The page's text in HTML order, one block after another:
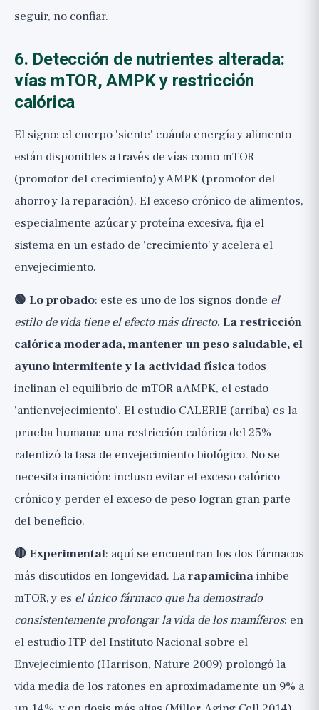
seguir, no confiar.
6. Detección de nutrientes alterada:
vías mTOR, AMPK y restricción
calórica
El signo: el cuerpo 'siente' cuánta energía y alimento
están disponibles a través de vías como mTOR
(promotor del crecimiento) y AMPK (promotor del
ahorro y la reparación). El exceso crónico de alimentos,
especialmente azúcar y proteína excesiva, fija el
sistema en un estado de 'crecimiento' y acelera el
envejecimiento.
🟢 Lo probado: este es uno de los signos donde el
estilo de vida tiene el efecto más directo. La restricción
calórica moderada, mantener un peso saludable, el
ayuno intermitente y la actividad físicatodos
inclinan el equilibrio de mTOR a AMPK, el estado
'antienvejecimiento'. El estudio CALERIE (arriba) es la
prueba humana: una restricción calórica del 25%
ralentizó la tasa de envejecimiento biológico. No se
necesita inanición: incluso evitar el exceso calórico
crónico y perder el exceso de peso logran gran parte
del beneficio.
🔴 Experimental: aquí se encuentran los dos fármacos
más discutidos en longevidad. Larapamicinainhibe
mTOR, y es el único fármaco que ha demostrado
consistentemente prolongar la vida de los mamíferos: en
el estudio ITP del Instituto Nacional sobre el
Envejecimiento (Harrison, Nature 2009) prolongó la
vida media de los ratones en aproximadamente un 9% a